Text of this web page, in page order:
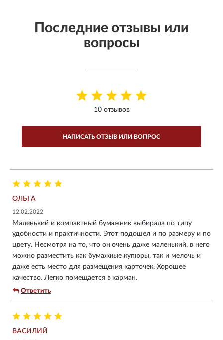
Последние отзывы или
вопросы
10 отзывов
НАПИСАТЬ ОТЗЫВ ИЛИ ВОПРОС
ОЛЬГА
12.02.2022
Маленький и компактный бумажник выбирала по типу
удобности и практичности. Этот подошел и по размеру и по
цвету. Несмотря на то, что он очень даже маленький, в него
можно разместить как бумажные купюры, так и мелочь и
даже есть место для размещения карточек. Хорошее
качество. Легко помещается в карман.
Ответить
ВАСИЛИЙ